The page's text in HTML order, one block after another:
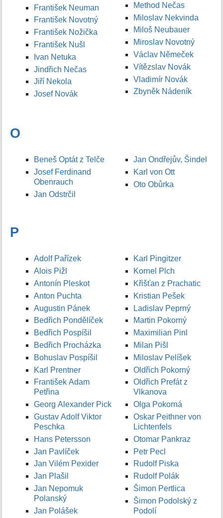
František Neuman
František Novotný
František Nožička
František Nušl
Ivan Netuka
Jindřich Nečas
Jiří Nekola
Josef Novák
Method Nečas
Miloslav Nekvinda
Miloš Neubauer
Miroslav Novotný
Václav Němeček
Vítězslav Novák
Vladimír Novák
Zbyněk Nádeník
O
Beneš Optát z Telče
Josef Ferdinand
Obenrauch
Jan Odstrčil
Jan Ondřejův, Šindel
Karl von Ott
Oto Obůrka
P
Adolf Pařízek
Alois Pižl
Antonín Pleskot
Anton Puchta
Augustin Pánek
Bedřich Pondělíček
Bedřich Pospíšil
Bedřich Procházka
Bohuslav Pospíšil
Karl Prentner
František Adam
Petřina
Georg Alexander Pick
Gustav Adolf Viktor
Peschka
Hans Petersson
Jan Pavlíček
Jan Vilém Pexider
Jan Plašil
Jan Nepomuk
Polanský
Jan Polášek
Karl Pingitzer
Kornel Plch
Křišťan z Prachatic
Kristian Pešek
Ladislav Peprný
Martin Pokorný
Maximilian Pinl
Milan Pišl
Miloslav Pelíšek
Oldřich Pokorný
Oldřich Prefát z
Vlkanova
Olga Pokorná
Oskar Peithner von
Lichtenfels
Otomar Pankraz
Petr Pecl
Rudolf Piska
Rudolf Polák
Šimon Pertlica
Šimon Podolský z
Podolí